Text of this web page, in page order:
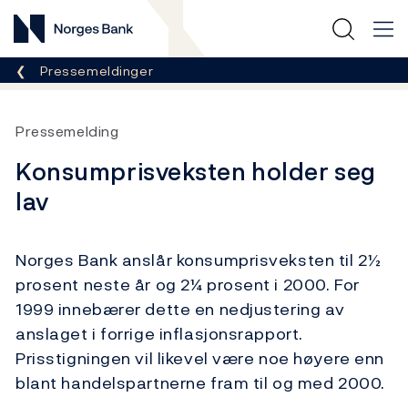
Norges Bank
Her er du nå:
Pressemeldinger
Pressemelding
Konsumprisveksten holder seg
lav
Norges Bank anslår konsumprisveksten til 2½
prosent neste år og 2¼ prosent i 2000. For
1999 innebærer dette en nedjustering av
anslaget i forrige inflasjonsrapport.
Prisstigningen vil likevel være noe høyere enn
blant handelspartnerne fram til og med 2000.